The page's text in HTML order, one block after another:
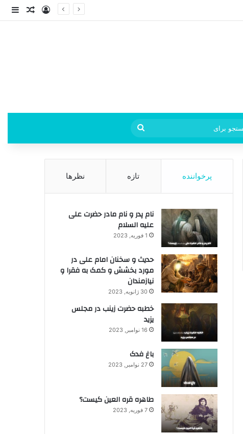
ورود نوشته
تصادفی
جستجو
برای
پرخواننده تازه نظرها
نام پدر و نام مادر حضرت علی
علیه السلام
1 فوریه, 2023
حدیث و سخنان امام علی در
مورد بخشش و کمک به فقرا و
نیازمندان
30 ژانویه, 2023
خطبه حضرت زینب در مجلس
یزید
16 نوامبر, 2023
باغ فدک
27 نوامبر, 2023
طاهره قره العین کیست؟
7 فوریه, 2023